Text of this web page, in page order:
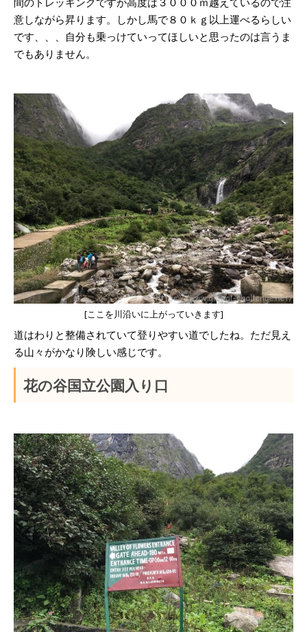
意しながら昇ります。しかし馬で８０ｋｇ以上運べるらしい
です、、、自分も乗っけていってほしいと思ったのは言うま
でもありません。
[ここを川沿いに上がっていきます]
道はわりと整備されていて登りやすい道でしたね。ただ見え
る山々がかなり険しい感じです。
花の谷国立公園入り口